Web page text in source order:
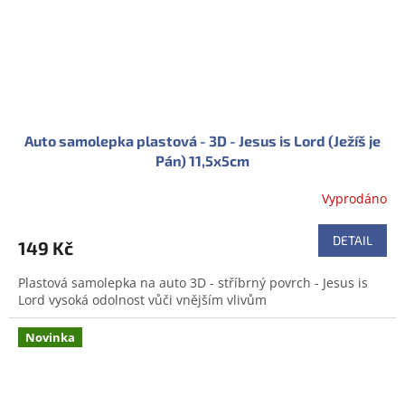
Auto samolepka plastová - 3D - Jesus is Lord (Ježíš je
Pán) 11,5x5cm
Vyprodáno
149 Kč DETAIL
Plastová samolepka na auto 3D - stříbrný povrch - Jesus is
Lord vysoká odolnost vůči vnějším vlivům
Novinka